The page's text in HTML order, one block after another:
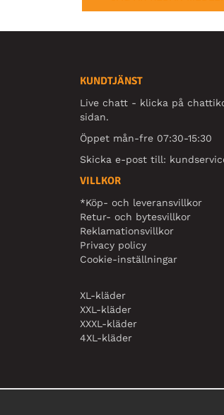
KUNDTJÄNST
Live chatt - klicka på
sidan.
Öppet mån-fre 07:30-15:30
Skicka e-post till:
VILLKOR
*Köp- och leveransvillkor
Retur- och bytesvillkor
Reklamationsvillkor
Privacy policy
Cookie-inställningar
XL-kläder
XXL-kläder
XXXL-kläder
4XL-kläder